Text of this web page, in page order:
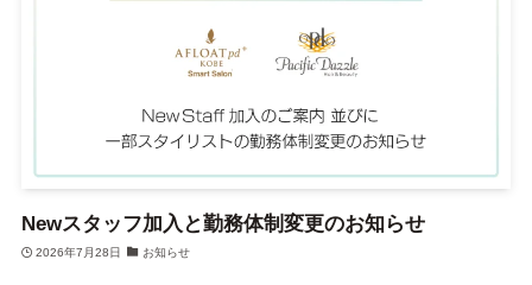
Newスタッフ加入と勤務体制変更のお知らせ
2026年7月28日 お知らせ